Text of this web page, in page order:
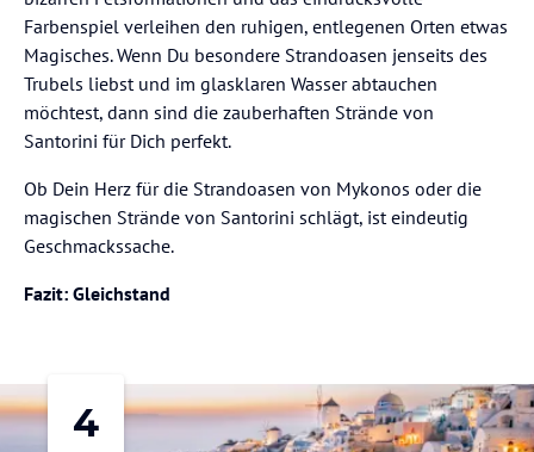
Farbenspiel verleihen den ruhigen, entlegenen Orten etwas
Magisches. Wenn Du besondere Strandoasen jenseits des
Trubels liebst und im glasklaren Wasser abtauchen
möchtest, dann sind die zauberhaften Strände von
Santorini für Dich perfekt.
Ob Dein Herz für die Strandoasen von Mykonos oder die
magischen Strände von Santorini schlägt, ist eindeutig
Geschmackssache.
Fazit: Gleichstand
4